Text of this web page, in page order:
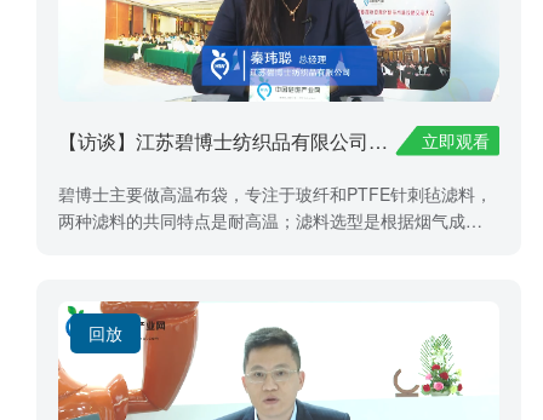
【访谈】江苏碧博士纺织品有限公司——秦玮聪 立即观看
碧博士主要做高温布袋，专注于玻纤和PTFE针刺毡滤料，
两种滤料的共同特点是耐高温；滤料选型是根据烟气成
博士主要从事这两种材料的研发及生产，另外特针对水泥
窑协同处置企业研发适用滤料：玻纤膨体滤布和玻纤耐酸
的膨体滤布，可以为水泥窑协同处置危废、垃圾焚烧、固
废等行业提供更适用于工况的物料。
回放